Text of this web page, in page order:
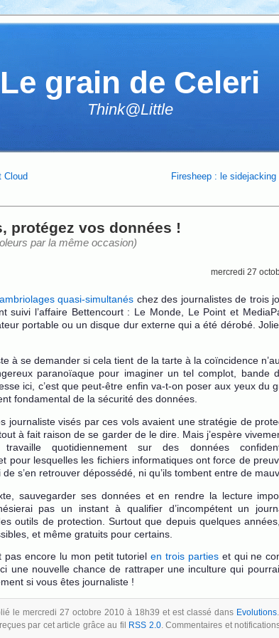
Le grain de Celeri
Think@Little
Cloud Firesheep : le sidejacking
protégez vos données !
par la même occasion)
mercredi 27
quasi-simultanés chez des journalistes de trois
suivi l’affaire Bettencourt : Le Monde, Le Point et
portable ou un disque dur externe qui a été dérobé.
à se demander si cela tient de la tarte à la coïncidence
paranoïaque pour imaginer un tel complot, bande
ici, c’est que peut-être enfin va-t-on poser aux yeux du
fondamental de la sécurité des données.
journaliste visés par ces vols avaient une stratégie de
à fait raison de se garder de le dire. Mais j’espère
quotidiennement sur des données
pour lesquelles les fichiers informatiques ont force de
s’en retrouver dépossédé, ni qu’ils tombent entre de
sauvegarder ses données et en rendre la lecture
pas un instant à qualifier d’incompétent un
outils de protection. Surtout que depuis quelques
et même gratuits pour certains.
pas encore lu mon petit tutorielen trois partieset qui ne
une nouvelle chance de rattraper une inculture qui
si vous êtes journaliste !
le mercredi 27 octobre 2010 à 18h39 et est classé dans Evolutions
par cet article grâce au fil
RSS 2.0. Commentaires et